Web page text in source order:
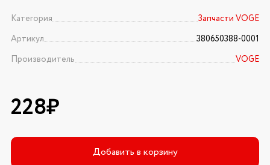
Категория
Запчасти VOGE
Артикул
380650388-0001
Производитель
VOGE
228₽
Добавить в корзину